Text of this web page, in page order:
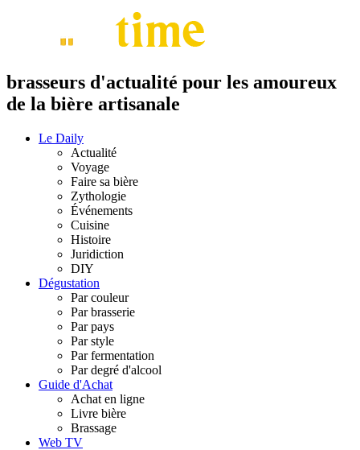
brasseurs d'actualité pour les amoureux
de la bière artisanale
Le Daily
Actualité
Voyage
Faire sa bière
Zythologie
Événements
Cuisine
Histoire
Juridiction
DIY
Dégustation
Par couleur
Par brasserie
Par pays
Par style
Par fermentation
Par degré d'alcool
Guide d'Achat
Achat en ligne
Livre bière
Brassage
Web TV